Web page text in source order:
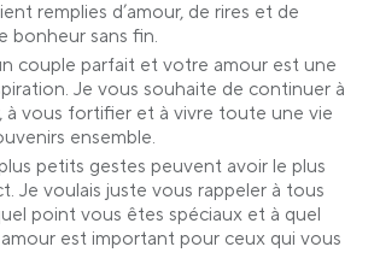
remplies d’amour, de rires et de
bonheur sans fin.
couple parfait et votre amour est une
Je vous souhaite de continuer à
à vous fortifier et à vivre toute une vie
ensemble.
petits gestes peuvent avoir le plus
Je voulais juste vous rappeler à tous
point vous êtes spéciaux et à quel
est important pour ceux qui vous